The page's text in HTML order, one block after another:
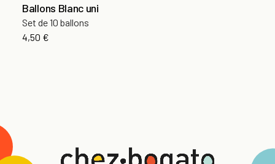
Ballons Blanc uni
Set de 10 ballons
4,50 €